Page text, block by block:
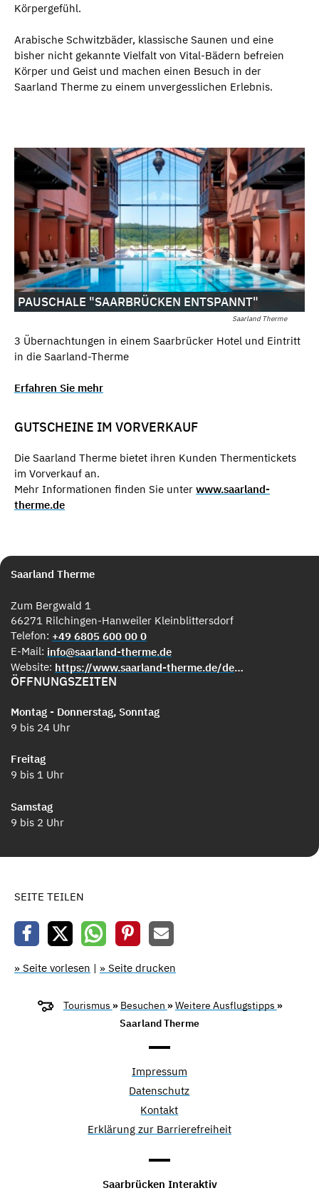
Körpergefühl.
Arabische Schwitzbäder, klassische Saunen und eine
bisher nicht gekannte Vielfalt von Vital-Bädern befreien
Körper und Geist und machen einen Besuch in der
Saarland Therme zu einem unvergesslichen Erlebnis.
Saarland Therme
PAUSCHALE "SAARBRÜCKEN ENTSPANNT"
3 Übernachtungen in einem Saarbrücker Hotel und Eintritt
in die Saarland-Therme
Erfahren Sie mehr
GUTSCHEINE IM VORVERKAUF
Die Saarland Therme bietet ihren Kunden Thermentickets
im Vorverkauf an.
Mehr Informationen finden Sie unter www.saarland-
therme.de
Saarland Therme
Zum Bergwald 1
66271 Rilchingen-Hanweiler Kleinblittersdorf
Telefon: +49 6805 600 00 0
E-Mail: info@saarland-therme.de
Website:
https://www.saarland-therme.de/de/home.php
ÖFFNUNGSZEITEN
Montag - Donnerstag, Sonntag
9 bis 24 Uhr
Freitag
9 bis 1 Uhr
Samstag
9 bis 2 Uhr
SEITE TEILEN
» Seite vorlesen | » Seite drucken
Tourismus » Besuchen »Weitere Ausflugstipps »
Saarland Therme
Impressum
Datenschutz
Kontakt
Erklärung zur Barrierefreiheit
Saarbrücken Interaktiv